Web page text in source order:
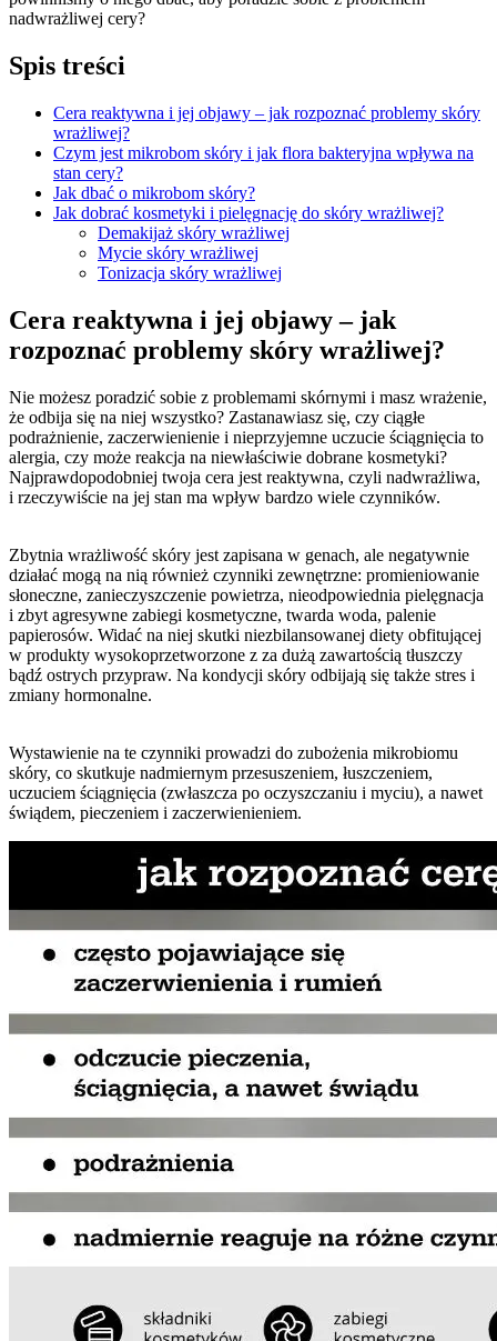
nadwrażliwej cery?
Spis treści
Cera reaktywna i jej objawy – jak rozpoznać problemy skóry
wrażliwej?
Czym jest mikrobom skóry i jak flora bakteryjna wpływa na
stan cery?
Jak dbać o mikrobom skóry?
Jak dobrać kosmetyki i pielęgnację do skóry wrażliwej?
Demakijaż skóry wrażliwej
Mycie skóry wrażliwej
Tonizacja skóry wrażliwej
Cera reaktywna i jej objawy – jak
rozpoznać problemy skóry wrażliwej?
Nie możesz poradzić sobie z problemami skórnymi i masz wrażenie,
że odbija się na niej wszystko? Zastanawiasz się, czy ciągłe
podrażnienie, zaczerwienienie i nieprzyjemne uczucie ściągnięcia to
alergia, czy może reakcja na niewłaściwie dobrane kosmetyki?
Najprawdopodobniej twoja cera jest reaktywna, czyli nadwrażliwa,
i rzeczywiście na jej stan ma wpływ bardzo wiele czynników.
Zbytnia wrażliwość skóry jest zapisana w genach, ale negatywnie
działać mogą na nią również czynniki zewnętrzne: promieniowanie
słoneczne, zanieczyszczenie powietrza, nieodpowiednia pielęgnacja
i zbyt agresywne zabiegi kosmetyczne, twarda woda, palenie
papierosów. Widać na niej skutki niezbilansowanej diety obfitującej
w produkty wysokoprzetworzone z za dużą zawartością tłuszczy
bądź ostrych przypraw. Na kondycji skóry odbijają się także stres i
zmiany hormonalne.
Wystawienie na te czynniki prowadzi do zubożenia mikrobiomu
skóry, co skutkuje nadmiernym przesuszeniem, łuszczeniem,
uczuciem ściągnięcia (zwłaszcza po oczyszczaniu i myciu), a nawet
świądem, pieczeniem i zaczerwienieniem.